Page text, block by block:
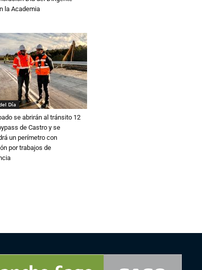
la Academia
Día
se abrirán al tránsito 12
de Castro y se
un perímetro con
por trabajos de